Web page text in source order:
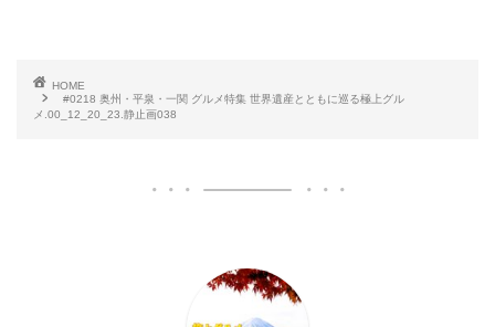
HOME
#0218 奥州・平泉・一関 グルメ特集 世界遺産とともに巡る極上グル
メ.00_12_20_23.静止画038